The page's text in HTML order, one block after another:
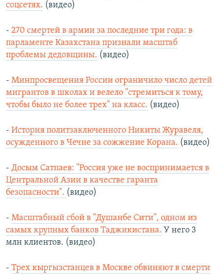
соцсетях. (видео)
- 270 смертей в армии за последние три года: в
парламенте Казахстана признали масштаб
проблемы дедовщины. (видео)
- Минпросвещения России ограничило число детей
мигрантов в школах и велело "стремиться к тому,
чтобы было не более трех" на класс. (видео)
- История политзаключенного Никиты Журавеля,
осужденного в Чечне за сожжение Корана. (видео)
- Досым Сатпаев: "Россия уже не воспринимается в
Центральной Азии в качестве гаранта
безопасности". (видео)
- Масштабный сбой в "Душанбе Сити", одном из
самых крупных банков Таджикистана. У него 3
млн клиентов. (видео)
- Трех кыргызстанцев в Москве обвиняют в смерти